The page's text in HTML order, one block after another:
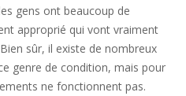
gens ont beaucoup de
approprié qui vont vraiment
sûr, il existe de nombreux
genre de condition, mais pour
ne fonctionnent pas.